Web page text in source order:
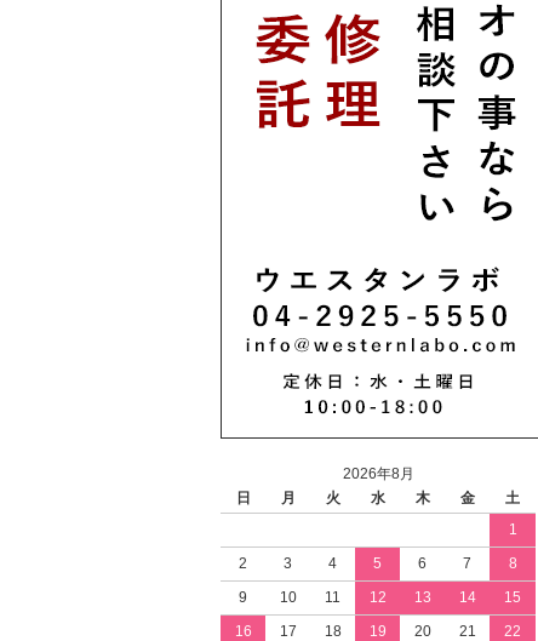
2026年8月
日
月 火 水 木 金
土
1
2
3 4 5 6 7
8
9
10 11 12 13 14
15
16
17 18 19 20 21
22